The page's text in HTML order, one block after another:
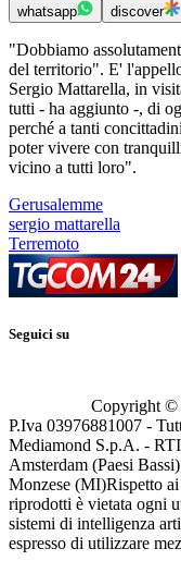
whatsapp discover
"Dobbiamo
del territorio". E'
Sergio Mattarella, in
tutti - ha aggiunto -, di
perché a tanti
poter vivere con
vicino a tutti loro".
Gerusalemme
sergio mattarella
Terremoto
Seguici su
Copyright ©
P.Iva 03976881007 -
Mediamond S.p.A. -
Amsterdam (Paesi
Monzese (MI)Rispetto
riprodotti è vietata ogni
sistemi di intelligenza
espresso di utilizzare